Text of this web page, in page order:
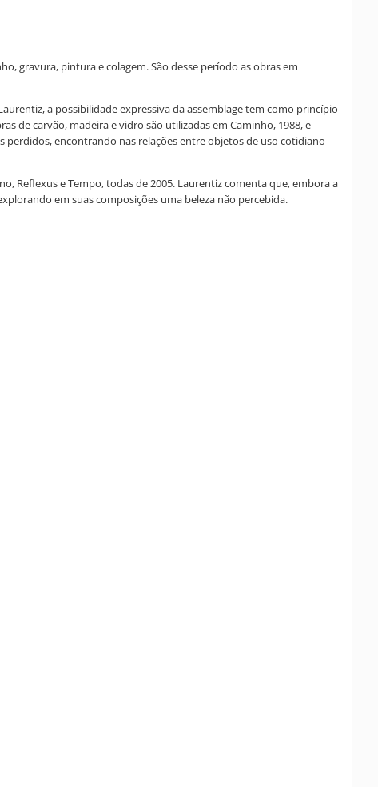
gravura, pintura e colagem. São desse período as obras em
a possibilidade expressiva da assemblage tem como princípio
de carvão, madeira e vidro são utilizadas em Caminho, 1988, e
perdidos, encontrando nas relações entre objetos de uso cotidiano
Reflexus e Tempo, todas de 2005. Laurentiz comenta que, embora a
em suas composições uma beleza não percebida.